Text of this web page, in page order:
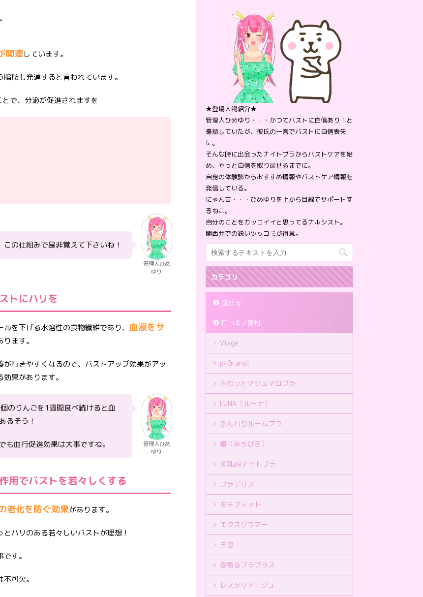
関連しています。
肪も発達すると言われています。
とで、分泌が促進されますを
この仕組みで是非覚えて下さいね！
管理人ひめ
ゆり
トにハリを
を下げる水溶性の食物繊維であり、 血液をサ
ります。
行きやすくなるので、バストアップ効果がアッ
果があります。
のりんごを1週間食べ続けると血
るそう！
血行促進効果は大事ですね。
管理人ひめ
ゆり
用でバストを若々しくする
老化を防ぐ効果があります。
ハリのある若々しいバストが理想！
す。
可欠。
★登場人物紹介★
管理人ひめゆり・・・かつてバストに自信あり！と
豪語していたが、彼氏の一言でバストに自信喪失
に。
そんな時に出会ったナイトブラからバストケアを始
め、やっと自信を取り戻せるまでに。
自身の体験談からおすすめ情報やバストケア情報を
発信している。
にゃん吉・・・ひめゆりを上から目線でサポートす
るねこ。
自分のことをカッコイイと思ってるナルシスト。
関西弁での鋭いツッコミが得意。
カテゴリ
選び方
口コミ／評判
Viage
p-Grandi
ふわっとマシュマロブラ
LUNA（ルーナ）
ふんわりルームブラ
導（みちびき）
美乳deナイトブラ
ブラデリス
モテフィット
エクスグラマー
三恵
夜寄るブラプラス
レスタリアージュ